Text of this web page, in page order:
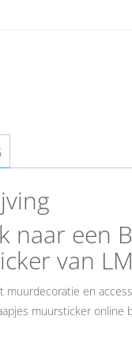
naar een
van
muurdecoratie en
muursticker online